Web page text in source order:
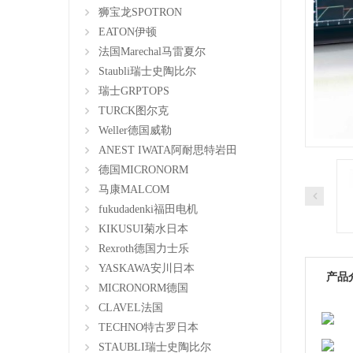
狮宝龙SPOTRON
EATON伊顿
法国Marechal马雷夏尔
Staubli瑞士史陶比尔
瑞士GRPTOPS
TURCK图尔克
Weller德国威勒
ANEST IWATA阿耐思特岩田
德国MICRONORM
马康MALCOM
fukudadenki福田电机
KIKUSUI菊水日本
Rexroth德国力士乐
YASKAWA安川日本
MICRONORM德国
CLAVEL法国
TECHNO特古罗日本
STAUBLI瑞士史陶比尔
产品